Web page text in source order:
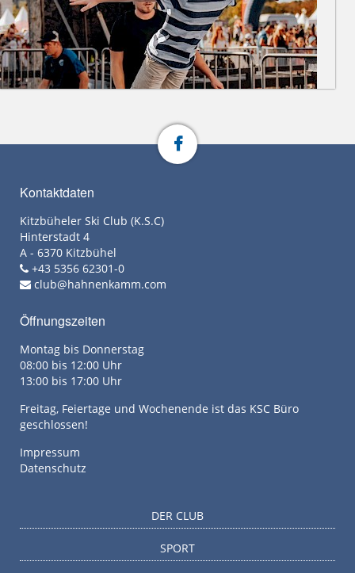
Kontaktdaten
Kitzbüheler Ski Club (K.S.C)
Hinterstadt 4
A - 6370 Kitzbühel
+43 5356 62301-0
club@hahnenkamm.com
Öffnungszeiten
Montag bis Donnerstag
08:00 bis 12:00 Uhr
13:00 bis 17:00 Uhr
Freitag, Feiertage und Wochenende ist das KSC Büro
geschlossen!
Impressum
Datenschutz
DER CLUB
SPORT